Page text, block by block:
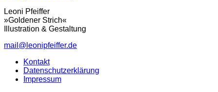
Leoni Pfeiffer
»Goldener Strich«
Illustration & Gestaltung
mail@leonipfeiffer.de
Kontakt
Datenschutzerklärung
Impressum